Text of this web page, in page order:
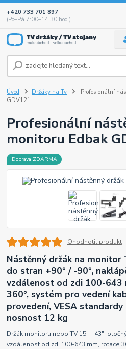
+420 733 701 897
(Po–Pá 7:00–14:30 hod.)
Úvod Držáky na Tv
Profesionální
GDV121
Profesionální
monitoru Edbak
Doprava ZDARMA
Ohodnotit produkt
Nástěnný držák na
do stran +90° / -90°,
vzdálenost od zdi 100-643
360°, systém pro vedení
provedení, VESA
nosnost 12 kg
Držák monitoru nebo TV 15" - 43",
vzdálenost od zdi 100-643 mm, rotace